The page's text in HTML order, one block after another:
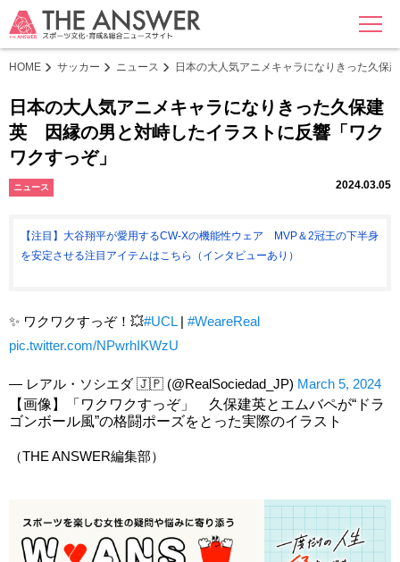
MENU
HOME サッカー ニュース 日本の大人気アニメキャラになりきった久
日本の大人気アニメキャラになりきった久保建
英 因縁の男と対峙したイラストに反響「ワク
ワクすっぞ」
ニュース 2024.03.05
【注目】大谷翔平が愛用するCW-Xの機能性ウェア MVP＆2冠王の下半身
を安定させる注目アイテムはこちら（インタビューあり）
✨ ワクワクすっぞ！💥#UCL| #WeareReal
pic.twitter.com/NPwrhIKWzU
— レアル・ソシエダ 🇯🇵 (@RealSociedad_JP) March 5, 2024
【画像】「ワクワクすっぞ」 久保建英とエムバペが“ドラ
ゴンボール風”の格闘ポーズをとった実際のイラスト
（THE ANSWER編集部）